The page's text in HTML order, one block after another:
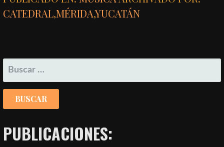
CATEDRAL,MÉRIDA,YUCATÁN
BUSCAR:
PUBLICACIONES: